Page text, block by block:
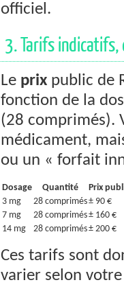
officiel.
3. Tarifs
Le prix public de
fonction de la
(28 comprimés).
médicament,
ou un « forfait
Dosage Quantité
Prix
3 mg
28 comprimés± 90 €
7 mg
28 comprimés± 160 €
14 mg
28 comprimés± 200 €
Ces tarifs sont
varier selon